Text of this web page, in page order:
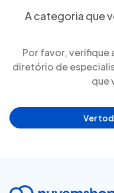
A categoria que
Por favor, verifique
diretório de
que
Ver